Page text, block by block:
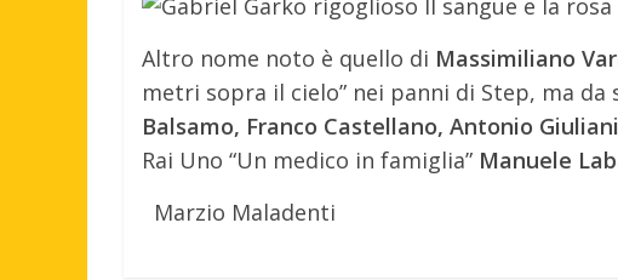
Altro nome noto è quello di Massimiliano
metri sopra il cielo” nei panni di Step, ma
Balsamo, Franco Castellano, Antonio Giuliani
Rai Uno “Un medico in famiglia” Manuele
Marzio Maladenti